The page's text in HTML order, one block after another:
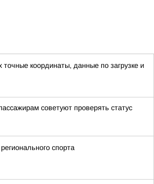
координаты, данные по загрузке и
советуют проверять статус
спорта